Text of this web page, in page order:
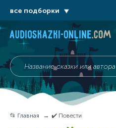
audioskazki-online.com
📂 Главная ✔️ Повести
все подборки